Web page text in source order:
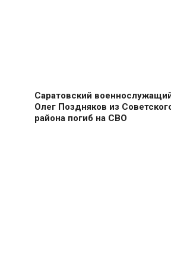
Саратовский
Олег Поздняков из
района погиб на СВО